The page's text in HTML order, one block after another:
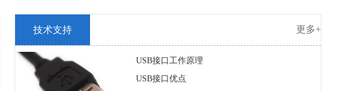
技术支持 更多+
USB接口工作原理
USB接口优点